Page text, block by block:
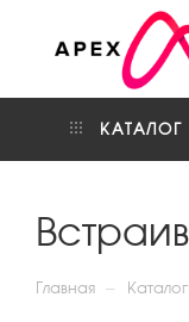
КАТАЛОГ
Главная — Каталог